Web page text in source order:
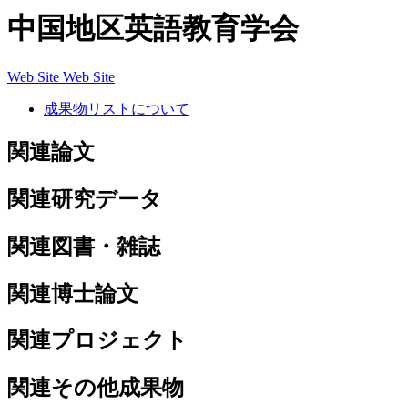
中国地区英語教育学会
Web Site Web Site
成果物リストについて
関連論文
関連研究データ
関連図書・雑誌
関連博士論文
関連プロジェクト
関連その他成果物